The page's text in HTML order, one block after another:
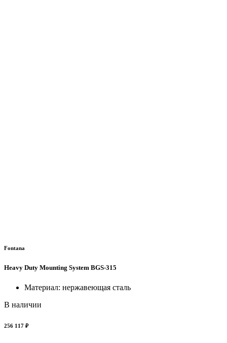
Fontana
Heavy Duty Mounting System BGS-315
Материал: нержавеющая сталь
В наличии
256 117 ₽